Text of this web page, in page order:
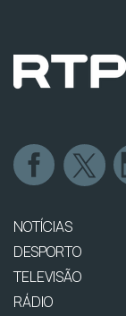
NOTÍCIAS
DESPORTO
TELEVISÃO
RÁDIO